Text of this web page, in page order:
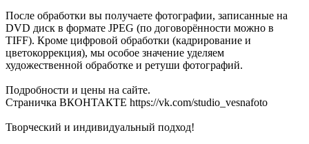
После обработки вы получаете фотографии, записанные на
DVD диск в формате JPEG (по договорённости можно в
TIFF). Кроме цифровой обработки (кадрирование и
цветокоррекция), мы особое значение уделяем
художественной обработке и ретуши фотографий.
Подробности и цены на сайте.
Страничка ВКОНТАКТЕ https://vk.com/studio_vesnafoto
Творческий и индивидуальный подход!